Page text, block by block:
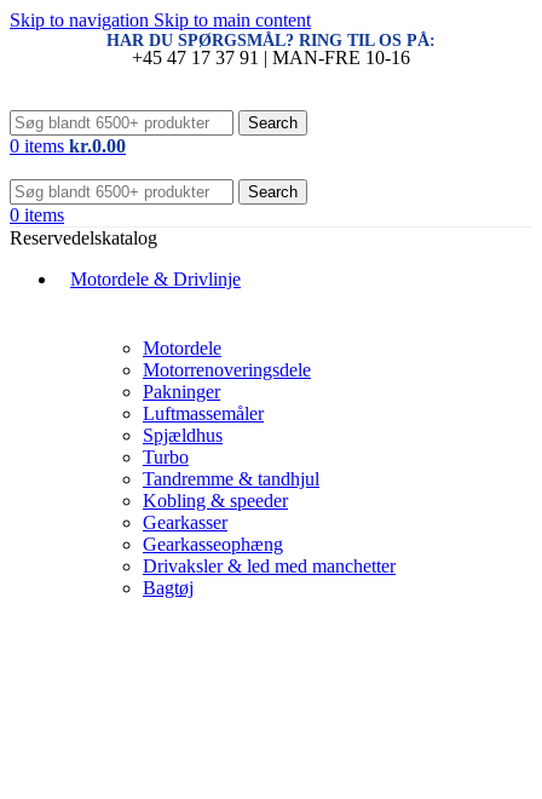
Skip to navigation Skip to main content
HAR DU SPØRGSMÅL? RING TIL OS PÅ:
+45 47 17 37 91 | MAN-FRE 10-16
Search
0 items kr.0.00
Search
0 items
Reservedelskatalog
Motordele & Drivlinje
Motordele
Motorrenoveringsdele
Pakninger
Luftmassemåler
Spjældhus
Turbo
Tandremme & tandhjul
Kobling & speeder
Gearkasser
Gearkasseophæng
Drivaksler & led med manchetter
Bagtøj